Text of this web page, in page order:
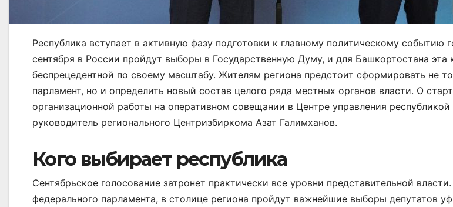
Республика вступает в активную фазу подготовки к главному политическому событию
сентября в России пройдут выборы в Государственную Думу, и для Башкортостана эта
беспрецедентной по своему масштабу. Жителям региона предстоит сформировать не
парламент, но и определить новый состав целого ряда местных органов власти. О
организационной работы на оперативном совещании в Центре управления
руководитель регионального Центризбиркома Азат Галимханов.
Кого выбирает республика
Сентябрьское голосование затронет практически все уровни представительной
федерального парламента, в столице региона пройдут важнейшие выборы депутатов